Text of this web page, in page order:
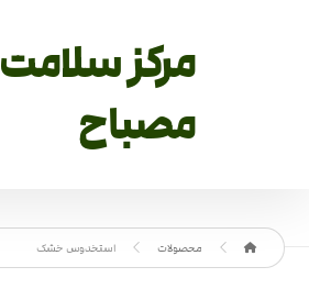
مرکز سلامت
مصباح
محصولات استخدوس خشک